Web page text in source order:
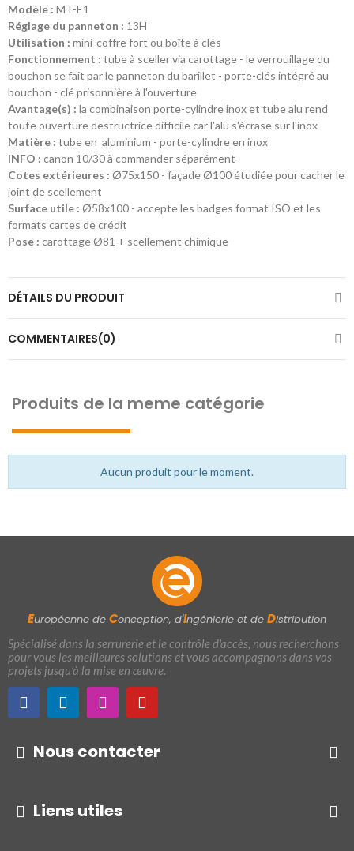
Modèle : MT-E1
Réglage du panneton : 13H
Utilisation : mini-coffre fort ou boîte à clés
Fonctionnement : tube à sceller via carottage - le verrouillage du
bouchon se fait par le panneton du barillet - porte-clés intégré au
bouchon - clé prisonnière à l'ouverture
Avantage(s) : la combinaison porte-cylindre inox et tube alu rend
toute ouverture destructrice difficile car l'alu s'écrase sur l'inox
Matière : tube en aluminium - porte-cylindre en inox
INFO : canon 10/30 à commander séparément
Cotes extérieures : Ø75x150 - façade Ø100 étudiée pour cacher le
joint de scellement
Surface utile : Ø58x100 - accepte les badges format ISO et les
formats cartes de crédit
Pose : carottage Ø81 + scellement chimique
DÉTAILS DU PRODUIT
COMMENTAIRES(0)
Produits de la meme catégorie
Aucun produit pour le moment.
Européenne de Conception, d'Ingénierie et de Distribution
Spécialisé dans la serrurerie et le contrôle d'accès, nous recherchons
pour vous les meilleures solutions et vous accompagnons dans vos
projets jusqu'à la mise en œuvre.
Nous contacter
Liens utiles